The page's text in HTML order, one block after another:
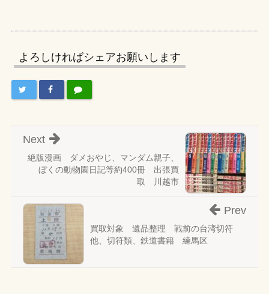
よろしければシェアお願いします
絶版漫画 ダメおやじ、マンダム親子、
ぼくの動物園日記等約400冊 出張買
取 川越市
Next
買取対象 遺品整理 戦前の台湾切符
他、切符類、鉄道書籍 練馬区
Prev